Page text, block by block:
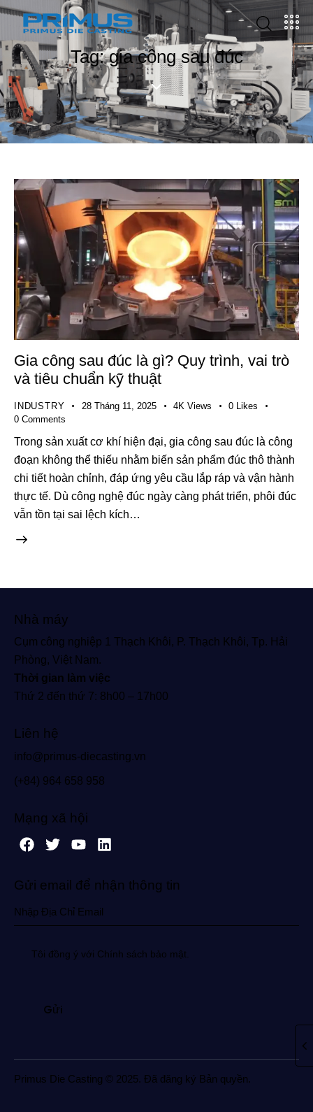
Tag: gia công sau đúc
Gia công sau đúc là gì? Quy trình, vai trò
và tiêu chuẩn kỹ thuật
INDUSTRY 28 Tháng 11, 2025 4K Views 0 Likes
0 Comments
Trong sản xuất cơ khí hiện đại, gia công sau đúc là công
đoạn không thể thiếu nhằm biến sản phẩm đúc thô thành
chi tiết hoàn chỉnh, đáp ứng yêu cầu lắp ráp và vận hành
thực tế. Dù công nghệ đúc ngày càng phát triển, phôi đúc
vẫn tồn tại sai lệch kích…
Nhà máy
Cụm công nghiệp 1 Thạch Khôi, P. Thạch Khôi, Tp. Hải
Phòng, Việt Nam.
Thời gian làm việc
Thứ 2 đến thứ 7: 8h00 – 17h00
Liên hệ
info@primus-diecasting.vn
(+84) 964 658 958
Mạng xã hội
Gửi email để nhận thông tin
Tôi đồng ý với Chính sách bảo mật.
Primus Die Casting © 2025. Đã đăng ký Bản quyền.